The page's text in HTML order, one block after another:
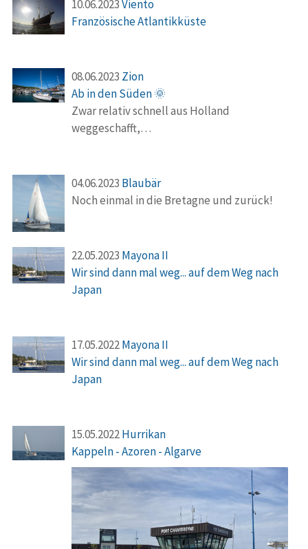
10.06.2023Viento
Französische Atlantikküste
08.06.2023 Zion
Ab in den Süden 🌞
Zwar relativ schnell aus Holland
weggeschafft,…
04.06.2023 Blaubär
Noch einmal in die Bretagne und zurück!
22.05.2023 Mayona II
Wir sind dann mal weg... auf dem Weg nach
Japan
17.05.2022 Mayona II
Wir sind dann mal weg... auf dem Weg nach
Japan
15.05.2022 Hurrikan
Kappeln - Azoren - Algarve